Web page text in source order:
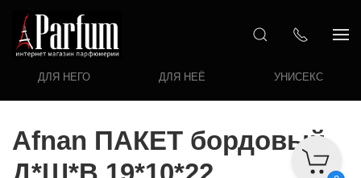
ДЛЯ НЕГО ДЛЯ НЕЁ УНИСЕКС
Afnan ПАКЕТ бордовый